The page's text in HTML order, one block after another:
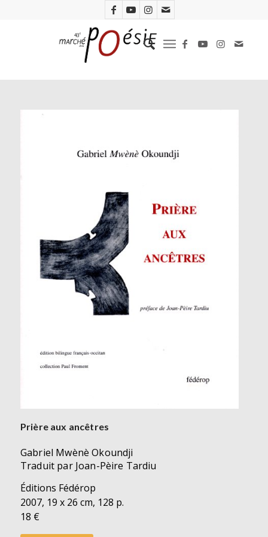
Prière aux ancêtres
Gabriel Mwènè Okoundji
Traduit par Joan-Pèire Tardiu
Éditions Fédérop
2007, 19 x 26 cm, 128 p.
18 €